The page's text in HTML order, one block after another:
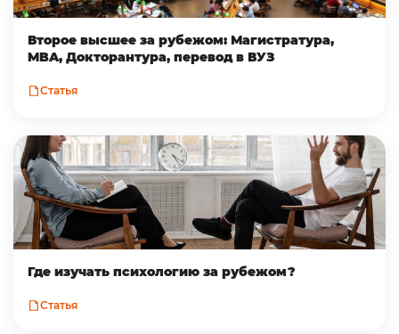
Второе высшее за рубежом: Магистратура,
MBA, Докторантура, перевод в ВУЗ
Статья
Где изучать психологию за рубежом?
Статья